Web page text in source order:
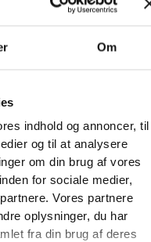
Om
indhold og annoncer, til
og til at analysere
om din brug af vores
for sociale medier,
Vores partnere
oplysninger, du har
fra din brug af deres
Retro Sejler
,Legetøj ,Mærker ,Our